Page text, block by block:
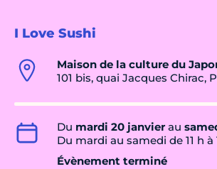
I Love Sushi
Maison de la culture du
101 bis, quai Jacques Chirac,
Du mardi 20 janvierau
Du mardi au samedi de 11 h à
Évènement terminé